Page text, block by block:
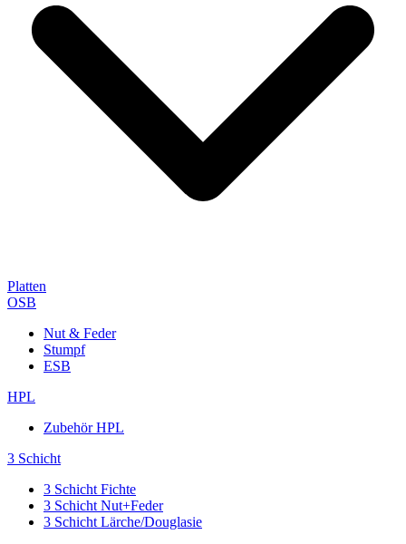
Platten
OSB
Nut & Feder
Stumpf
ESB
HPL
Zubehör HPL
3 Schicht
3 Schicht Fichte
3 Schicht Nut+Feder
3 Schicht Lärche/Douglasie